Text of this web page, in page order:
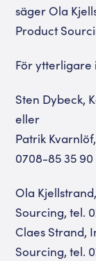
säger Ola
Product
För
Sten Dybeck,
eller
Patrik
0708-85 35 90
Ola
Sourcing, tel.
Claes Strand,
Sourcing, tel.